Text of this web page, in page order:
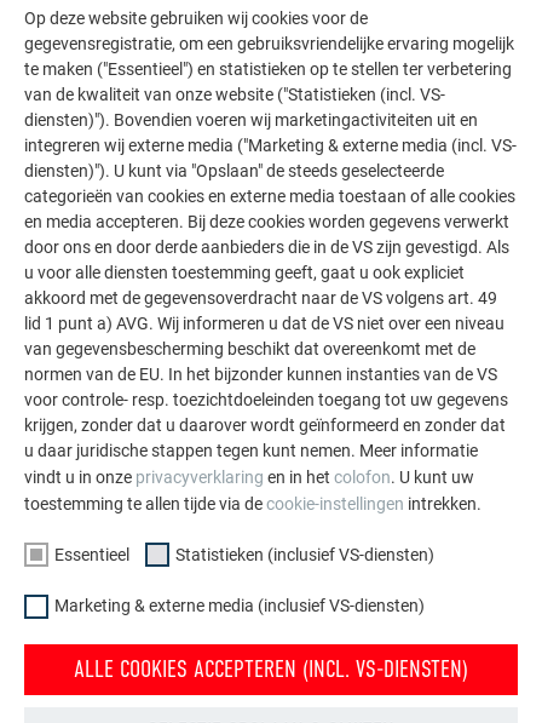
WANDBEVESTIGINGSPROFIELEN VOOR GEBOUWBESCHERMING
Op deze website gebruiken wij cookies voor de
gegevensregistratie, om een gebruiksvriendelijke ervaring mogelijk
te maken ("Essentieel") en statistieken op te stellen ter verbetering
van de kwaliteit van onze website ("Statistieken (incl. VS-
diensten)"). Bovendien voeren wij marketingactiviteiten uit en
integreren wij externe media ("Marketing & externe media (incl. VS-
diensten)"). U kunt via "Opslaan" de steeds geselecteerde
categorieën van cookies en externe media toestaan of alle cookies
en media accepteren. Bij deze cookies worden gegevens verwerkt
door ons en door derde aanbieders die in de VS zijn gevestigd. Als
u voor alle diensten toestemming geeft, gaat u ook expliciet
akkoord met de gegevensoverdracht naar de VS volgens art. 49
lid 1 punt a) AVG. Wij informeren u dat de VS niet over een niveau
van gegevensbescherming beschikt dat overeenkomt met de
normen van de EU. In het bijzonder kunnen instanties van de VS
voor controle- resp. toezichtdoeleinden toegang tot uw gegevens
krijgen, zonder dat u daarover wordt geïnformeerd en zonder dat
u daar juridische stappen tegen kunt nemen. Meer informatie
vindt u in onze privacyverklaring en in het colofon. U kunt uw
toestemming te allen tijde via decookie-instellingen intrekken.
Essentieel Statistieken (inclusief VS-diensten)
Marketing & externe media (inclusief VS-diensten)
ALLE COOKIES ACCEPTEREN (INCL. VS-DIENSTEN)